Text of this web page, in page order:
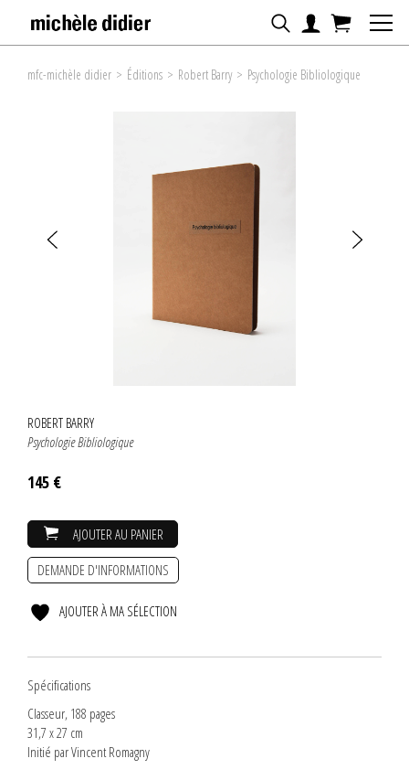
mfc-michèle didier > Éditions > Robert Barry > Psychologie Bibliologique
ROBERT BARRY
Psychologie Bibliologique
145 €
AJOUTER AU PANIER
DEMANDE D'INFORMATIONS
AJOUTER À MA SÉLECTION
Spécifications
Classeur, 188 pages
31,7 x 27 cm
Initié par Vincent Romagny